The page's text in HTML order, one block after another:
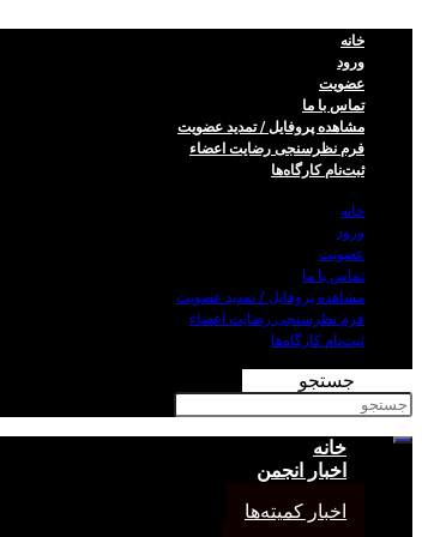
خانه
ورود
عضویت
تماس با ما
مشاهده پروفایل / تمدید عضویت
فرم نظر‌سنجی رضایت اعضاء
ثبت‌نام کارگاه‌ها
خانه
ورود
عضویت
تماس با ما
مشاهده پروفایل / تمدید عضویت
فرم نظر‌سنجی رضایت اعضاء
ثبت‌نام کارگاه‌ها
جستجو
خانه
اخبار انجمن
اخبار کمیته‌ها